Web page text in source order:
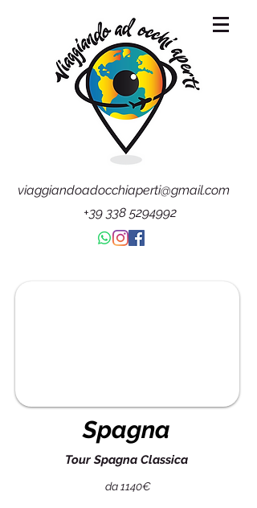
viaggiandoadocchiaperti@gmail.com
+39 338 5294992
Spagna
Tour Spagna Classica
da 1140€